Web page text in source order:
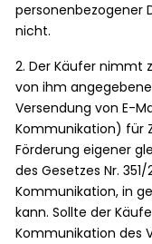
personenbezogener
nicht.
2. Der Käufer nimmt
von ihm
Versendung von E-
Kommunikation) für
Förderung eigener
des Gesetzes Nr.
Kommunikation, in
kann. Sollte der
Kommunikation des